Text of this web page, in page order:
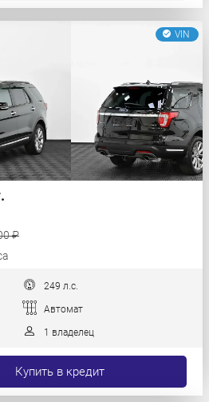
VIN
₽
249 л.с.
Автомат
1 владелец
Купить в кредит